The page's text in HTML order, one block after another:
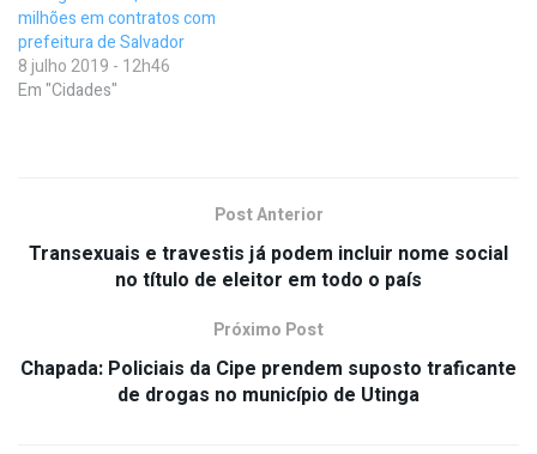
milhões em contratos com
prefeitura de Salvador
8 julho 2019 - 12h46
Em "Cidades"
Post Anterior
Transexuais e travestis já podem incluir nome social
no título de eleitor em todo o país
Próximo Post
Chapada: Policiais da Cipe prendem suposto traficante
de drogas no município de Utinga